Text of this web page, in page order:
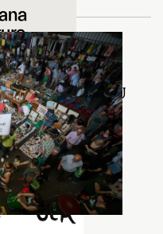
EN XII BIAU